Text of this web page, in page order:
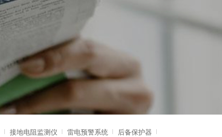
接地电阻监测仪 雷电预警系统 后备保护器